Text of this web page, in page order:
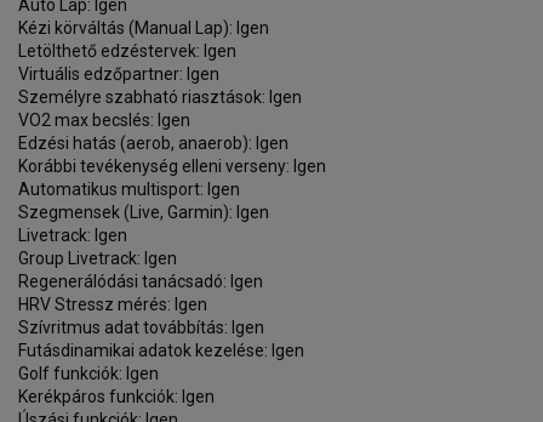
Auto Lap: Igen
Kézi körváltás (Manual Lap): Igen
Letölthető edzéstervek: Igen
Virtuális edzőpartner: Igen
Személyre szabható riasztások: Igen
VO2 max becslés: Igen
Edzési hatás (aerob, anaerob): Igen
Korábbi tevékenység elleni verseny: Igen
Automatikus multisport: Igen
Szegmensek (Live, Garmin): Igen
Livetrack: Igen
Group Livetrack: Igen
Regenerálódási tanácsadó: Igen
HRV Stressz mérés: Igen
Szívritmus adat továbbítás: Igen
Futásdinamikai adatok kezelése: Igen
Golf funkciók: Igen
Kerékpáros funkciók: Igen